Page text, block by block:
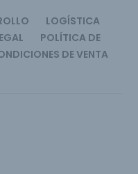
LOGÍSTICA
POLÍTICA DE
DE VENTA